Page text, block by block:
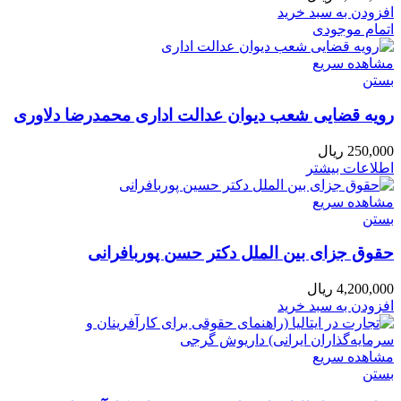
افزودن به سبد خرید
اتمام موجودی
مشاهده سریع
بستن
رویه قضایی شعب دیوان عدالت اداری محمدرضا دلاوری
250,000 ریال
اطلاعات بیشتر
مشاهده سریع
بستن
حقوق جزای بین الملل دکتر حسن پوربافرانی
4,200,000 ریال
افزودن به سبد خرید
مشاهده سریع
بستن